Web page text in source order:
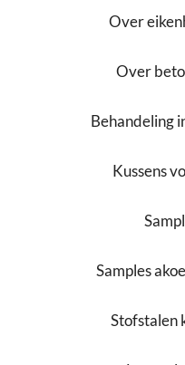
Over
Over
Behandeling
Kussens
Samples
Stofstalen